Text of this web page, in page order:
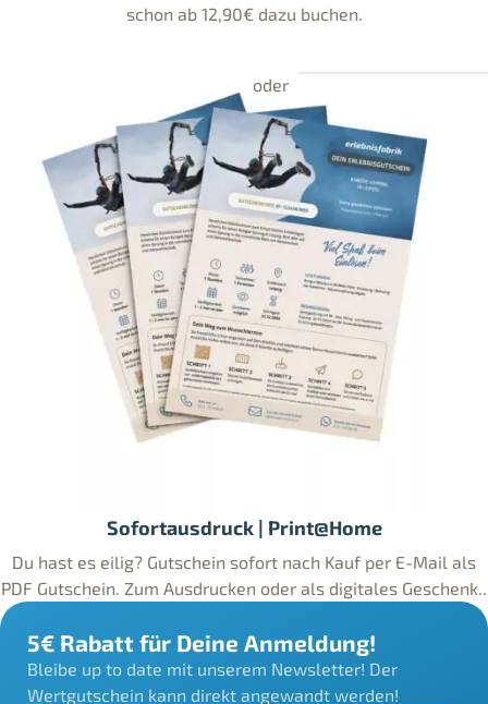
schon ab 12,90€ dazu buchen.
Sofortausdruck | Print@Home
Du hast es eilig? Gutschein sofort nach Kauf per E-Mail als
PDF Gutschein. Zum Ausdrucken oder als digitales Geschenk..
5€ Rabatt für Deine Anmeldung!
Bleibe up to date mit unserem Newsletter! Der
Wertgutschein kann direkt angewandt werden!